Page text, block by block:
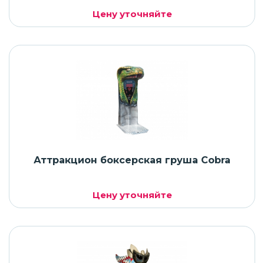
Цену уточняйте
Аттракцион боксерская груша Cobra
Цену уточняйте